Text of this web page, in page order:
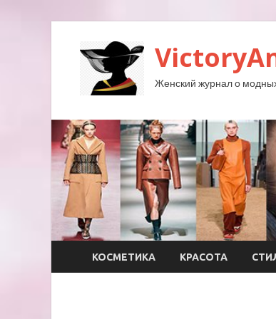
Женский журнал о
КОСМЕТИКА КРАСОТА